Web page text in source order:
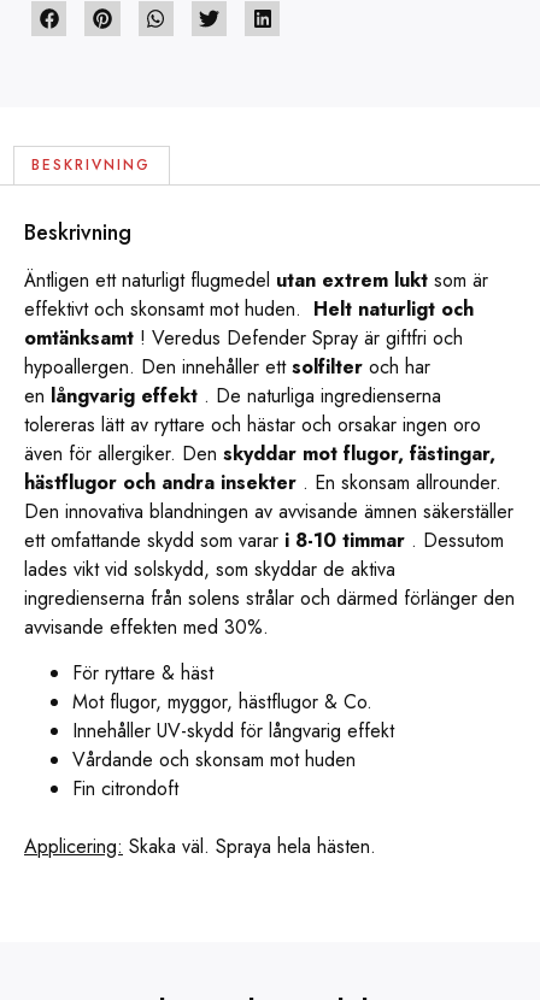
BESKRIVNING
Beskrivning
Äntligen ett naturligt flugmedel utan extrem lukt som är
effektivt och skonsamt mot huden. Helt naturligt och
omtänksamt ! Veredus Defender Spray är giftfri och
hypoallergen. Den innehåller ettsolfilter och har
en långvarig effekt . De naturliga ingredienserna
tolereras lätt av ryttare och hästar och orsakar ingen oro
även för allergiker. Den skyddar mot flugor, fästingar,
hästflugor och andra insekter . En skonsam allrounder.
Den innovativa blandningen av avvisande ämnen säkerställer
ett omfattande skydd som varar i 8-10 timmar . Dessutom
lades vikt vid solskydd, som skyddar de aktiva
ingredienserna från solens strålar och därmed förlänger den
avvisande effekten med 30%.
För ryttare & häst
Mot flugor, myggor, hästflugor & Co.
Innehåller UV-skydd för långvarig effekt
Vårdande och skonsam mot huden
Fin citrondoft
Applicering: Skaka väl. Spraya hela hästen.